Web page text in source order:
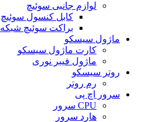
لوازم جانبی سوئیچ
کابل کنسول سوئیچ
براکت سوئیچ شبکه
ماژول سیسکو
کارت ماژول سیسکو
ماژول فیبر نوری
روتر سیسکو
رم روتر
سرور اچ پی
CPU سرور
هارد سرور